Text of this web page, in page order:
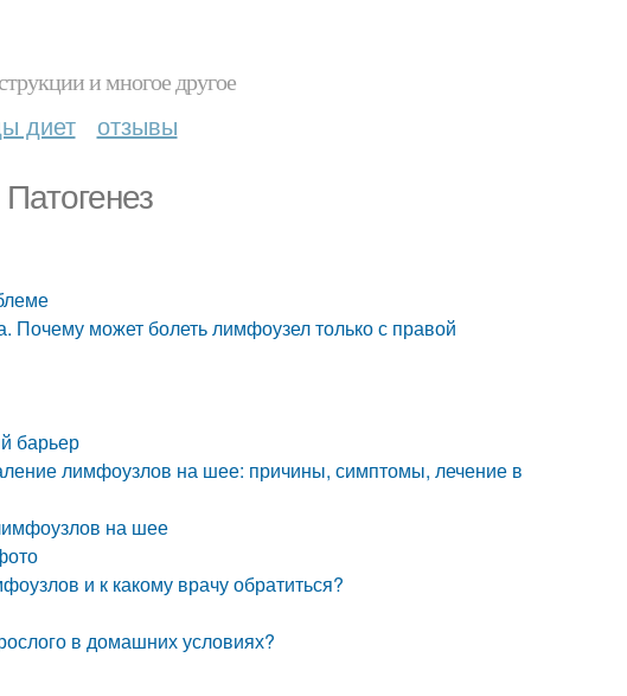
и многое другое
диет отзывы
может болеть лимфоузел только с правой
барьер
лимфоузлов на шее: причины, симптомы, лечение в
на шее
и к какому врачу обратиться?
в домашних условиях?